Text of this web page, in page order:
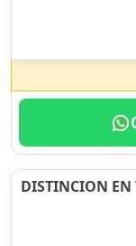
DISTINCION